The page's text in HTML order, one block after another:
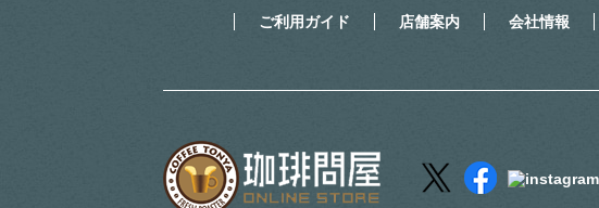
ご利用ガイド 店舗案内 会社情報